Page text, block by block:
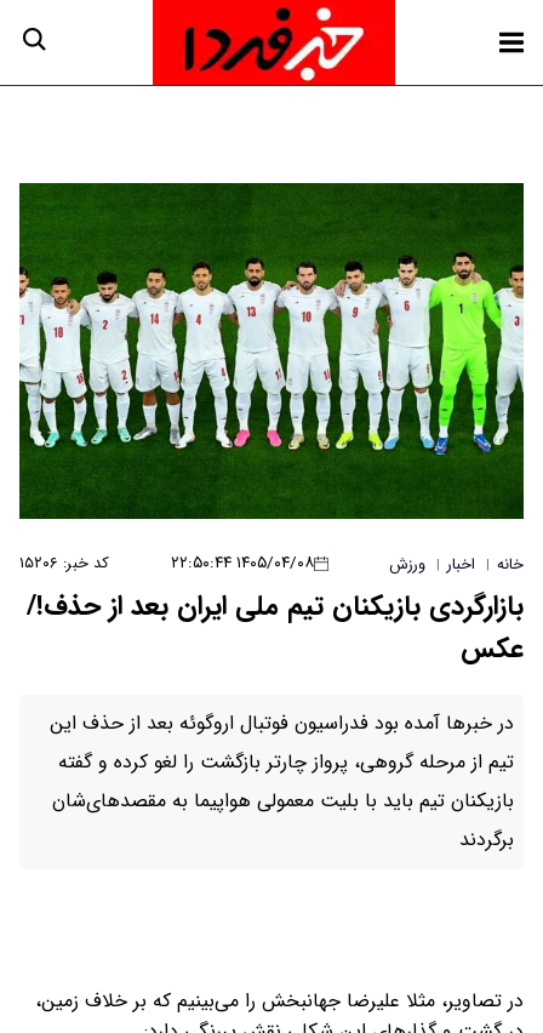
خانه | اخبار | ورزش ۱۴۰۵/۰۴/۰۸ ۲۲:۵۰:۴۴ کد خبر: ۱۵۲۰۶
بازارگردی بازیکنان تیم ملی ایران بعد از حذف!/
عکس
در خبرها آمده بود فدراسیون فوتبال اروگوئه بعد از حذف این
تیم از مرحله گروهی، پرواز چارتر بازگشت را لغو کرده و گفته
بازیکنان تیم باید با بلیت معمولی هواپیما به مقصدهای‌شان
برگردند
در تصاویر، مثلا علیرضا جهانبخش را می‌بینیم که بر خلاف زمین،